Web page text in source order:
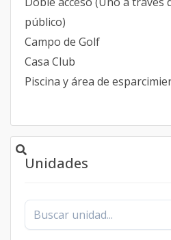
público)
Campo de Golf
Casa Club
Piscina y área de
Unidades